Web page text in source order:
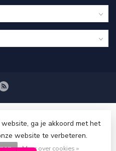
Tenuetje.nl
ga je akkoord met het
website te verbeteren.
Meer over cookies »